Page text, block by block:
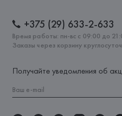
+375 (29) 633-2-633
Время работы: пн-вс с 09:00 до
Заказы через корзину
Получайте уведомления об